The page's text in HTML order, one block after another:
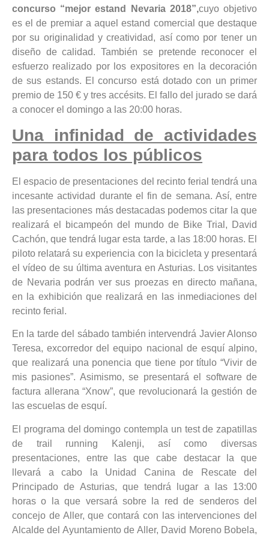
concurso “mejor estand Nevaria 2018”,cuyo objetivo
es el de premiar a aquel estand comercial que destaque
por su originalidad y creatividad, así como por tener un
diseño de calidad. También se pretende reconocer el
esfuerzo realizado por los expositores en la decoración
de sus estands. El concurso está dotado con un primer
premio de 150 € y tres accésits. El fallo del jurado se dará
a conocer el domingo a las 20:00 horas.
Una infinidad de actividades
para todos los públicos
El espacio de presentaciones del recinto ferial tendrá una
incesante actividad durante el fin de semana. Así, entre
las presentaciones más destacadas podemos citar la que
realizará el bicampeón del mundo de Bike Trial, David
Cachón, que tendrá lugar esta tarde, a las 18:00 horas. El
piloto relatará su experiencia con la bicicleta y presentará
el vídeo de su última aventura en Asturias. Los visitantes
de Nevaria podrán ver sus proezas en directo mañana,
en la exhibición que realizará en las inmediaciones del
recinto ferial.
En la tarde del sábado también intervendrá Javier Alonso
Teresa, excorredor del equipo nacional de esquí alpino,
que realizará una ponencia que tiene por título “Vivir de
mis pasiones”. Asimismo, se presentará el software de
factura allerana “Xnow”, que revolucionará la gestión de
las escuelas de esquí.
El programa del domingo contempla un test de zapatillas
de trail running Kalenji, así como diversas
presentaciones, entre las que cabe destacar la que
llevará a cabo la Unidad Canina de Rescate del
Principado de Asturias, que tendrá lugar a las 13:00
horas o la que versará sobre la red de senderos del
concejo de Aller, que contará con las intervenciones del
Alcalde del Ayuntamiento de Aller, David Moreno Bobela,